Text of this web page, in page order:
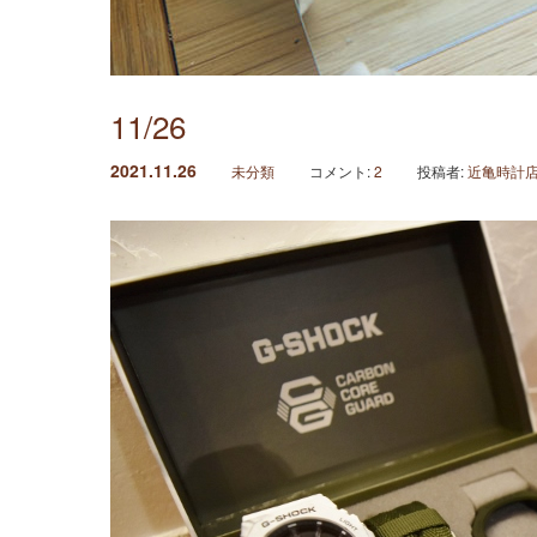
11/26
2021.11.26 未分類 コメント:2 投稿者:近亀時計